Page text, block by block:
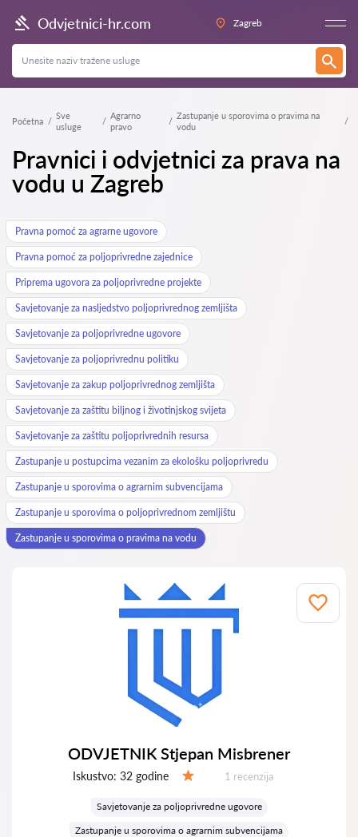
Odvjetnici-hr.com Zagreb
Početna
Sve
usluge
Agrarno
pravo
Zastupanje u sporovima o pravima na
vodu
Pravnici i odvjetnici za prava na
vodu u Zagreb
Pravna pomoć za agrarne ugovore
Pravna pomoć za poljoprivredne zajednice
Priprema ugovora za poljoprivredne projekte
Savjetovanje za nasljedstvo poljoprivrednog zemljišta
Savjetovanje za poljoprivredne ugovore
Savjetovanje za poljoprivrednu politiku
Savjetovanje za zakup poljoprivrednog zemljišta
Savjetovanje za zaštitu biljnog i životinjskog svijeta
Savjetovanje za zaštitu poljoprivrednih resursa
Zastupanje u postupcima vezanim za ekološku poljoprivredu
Zastupanje u sporovima o agrarnim subvencijama
Zastupanje u sporovima o poljoprivrednom zemljištu
Zastupanje u sporovima o pravima na vodu
ODVJETNIK Stjepan Misbrener
Iskustvo: 32 godine Recenzija:
1 recenzija
Savjetovanje za poljoprivredne ugovore
Zastupanje u sporovima o agrarnim subvencijama